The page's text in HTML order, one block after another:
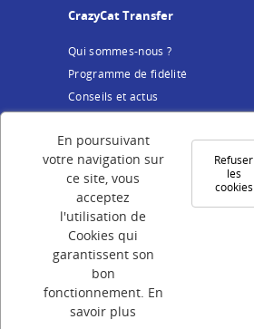
CrazyCat Transfer
Qui sommes-nous ?
Programme de fidélité
Conseils et actus
Mentions légales
Conditions Générales de Vente
Politique de confidentialité
Cookies
Votre compte
Connexion
En poursuivant
votre navigation sur
ce site, vous
acceptez
l'utilisation de
Cookies qui
garantissent son
bon
fonctionnement. En
savoir plus
Refuser
les
cookies